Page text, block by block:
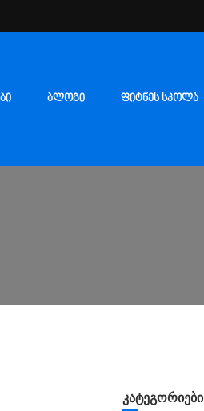
ᲑᲚᲝᲒᲘ ᲤᲘᲢᲜᲔᲡ ᲡᲙᲝᲚᲐ
ᲙᲐᲢᲔᲒᲝᲠᲘᲔᲑᲘ